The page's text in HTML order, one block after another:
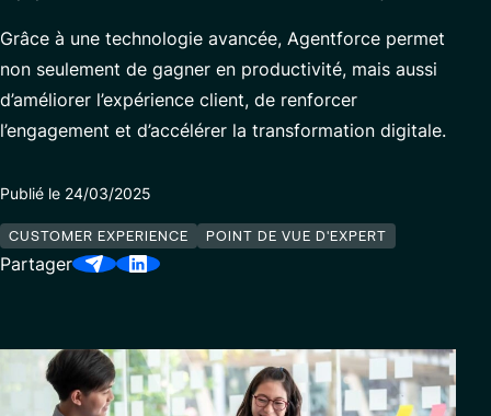
Grâce à une technologie avancée, Agentforce permet
non seulement de gagner en productivité, mais aussi
d’améliorer l’expérience client, de renforcer
l’engagement et d’accélérer la transformation digitale.
Publié le 24/03/2025
CUSTOMER EXPERIENCE POINT DE VUE D'EXPERT
Partager